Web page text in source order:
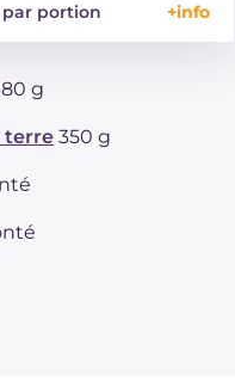
par portion
g
terre 350 g